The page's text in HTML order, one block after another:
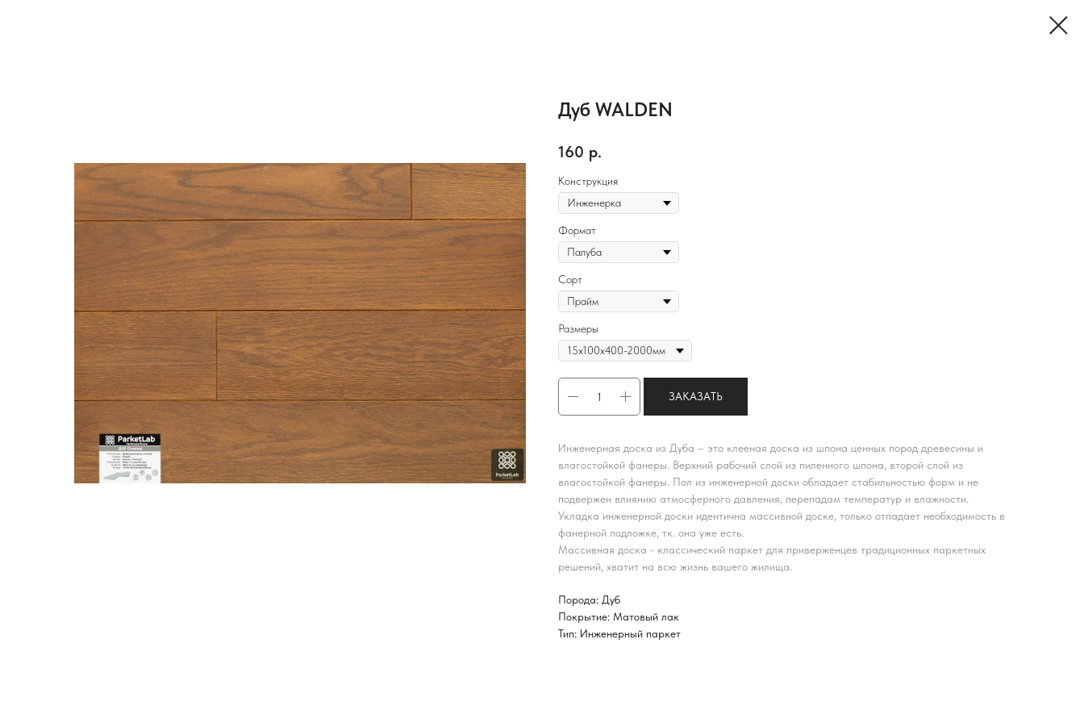
Дуб WALDEN
160 р.
Конструкция
Формат
Сорт
Размеры
ЗАКАЗАТЬ
Инженерная доска из Дуба – это клееная доска из шпона ценных пород древесины и
влагостойкой фанеры. Верхний рабочий слой из пиленного шпона, второй слой из
влагостойкой фанеры. Пол из инженерной доски обладает стабильностью форм и не
подвержен влиянию атмосферного давления, перепадам температур и влажности.
Укладка инженерной доски идентична массивной доске, только отпадает необходимость в
фанерной подложке, тк. она уже есть.
Массивная доска - классический паркет для приверженцев традиционных паркетных
решений, хватит на всю жизнь вашего жилища.
Порода: Дуб
Покрытие: Матовый лак
Тип: Инженерный паркет